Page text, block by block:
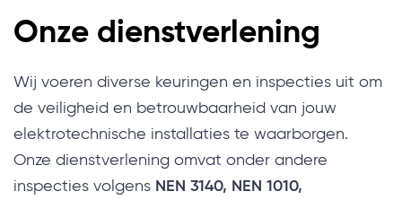
Onze dienstverlening
Wij voeren diverse keuringen en inspecties uit om
de veiligheid en betrouwbaarheid van jouw
elektrotechnische installaties te waarborgen.
Onze dienstverlening omvat onder andere
inspecties volgens NEN 3140, NEN 1010,